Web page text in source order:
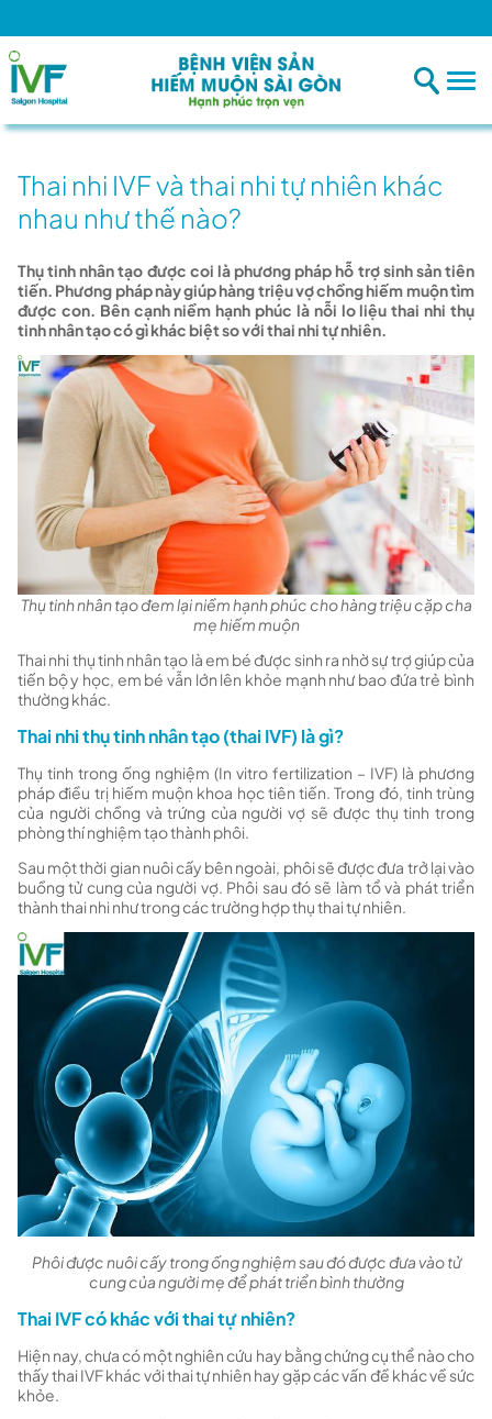
Thai nhi IVF và thai nhi tự nhiên khác
nhau như thế nào?
Thụ tinh nhân tạo được coi là phương pháp hỗ trợ sinh sản tiên
tiến. Phương pháp này giúp hàng triệu vợ chồng hiếm muộn tìm
được con. Bên cạnh niềm hạnh phúc là nỗi lo liệu thai nhi thụ
tinh nhân tạo có gì khác biệt so với thai nhi tự nhiên.
Thụ tinh nhân tạo đem lại niềm hạnh phúc cho hàng triệu cặp cha
mẹ hiếm muộn
Thai nhi thụ tinh nhân tạo là em bé được sinh ra nhờ sự trợ giúp của
tiến bộ y học, em bé vẫn lớn lên khỏe mạnh như bao đứa trẻ bình
thường khác.
Thai nhi thụ tinh nhân tạo (thai IVF) là gì?
Thụ tinh trong ống nghiệm (In vitro fertilization – IVF) là phương
pháp điều trị hiếm muộn khoa học tiên tiến. Trong đó, tinh trùng
của người chồng và trứng của người vợ sẽ được thụ tinh trong
phòng thí nghiệm tạo thành phôi.
Sau một thời gian nuôi cấy bên ngoài, phôi sẽ được đưa trở lại vào
buồng tử cung của người vợ. Phôi sau đó sẽ làm tổ và phát triển
thành thai nhi như trong các trường hợp thụ thai tự nhiên.
Phôi được nuôi cấy trong ống nghiệm sau đó được đưa vào tử
cung của người mẹ để phát triển bình thường
Thai IVF có khác với thai tự nhiên?
Hiện nay, chưa có một nghiên cứu hay bằng chứng cụ thể nào cho
thấy thai IVF khác với thai tự nhiên hay gặp các vấn đề khác về sức
khỏe.